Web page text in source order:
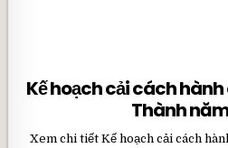
Kế hoạch cải cách
Thành
Xem chi tiết Kế hoạch cải cách